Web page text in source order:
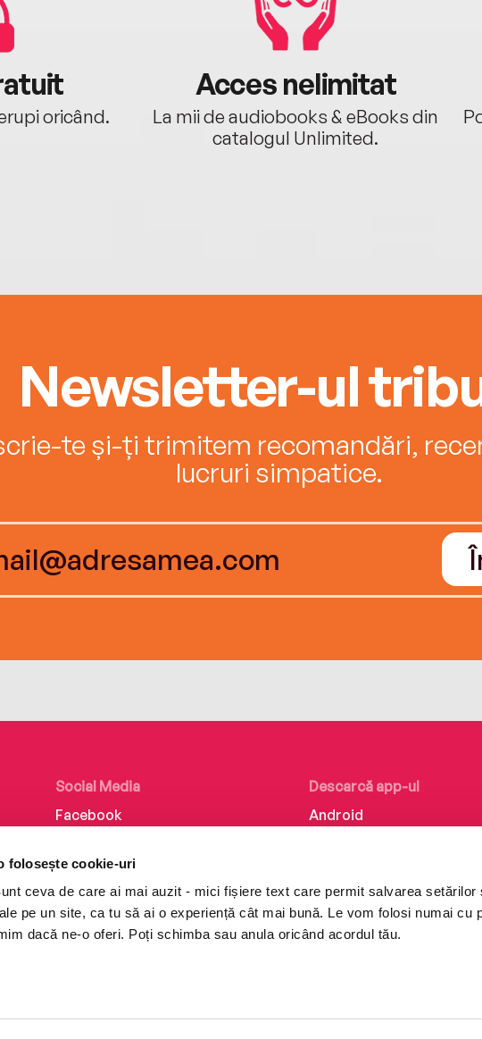
folosește cookie-uri
ceva de care ai mai auzit - mici fișiere text care permit salvarea setărilor
pe un site, ca tu să ai o experiență cât mai bună. Le vom folosi numai cu
dacă ne-o oferi. Poți schimba sau anula oricând acordul tău.
oricând.
Acces nelimitat
La mii de audiobooks & eBooks din
catalogul Unlimited.
Newsletter-ul
te și-ți trimitem recomandări,
lucruri simpatice.
Social Media
Facebook
Instagram
TikTok
Descarcă app-ul
Android